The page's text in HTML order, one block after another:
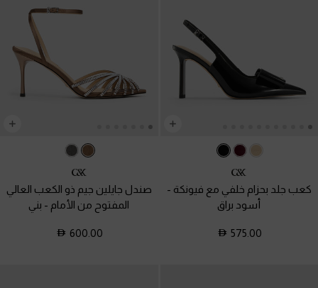
كعب جلد بحزام خلفي مع فيونكة -
أسود براق
575.00
صندل جايلين جيم ذو الكعب العالي
المفتوح من الأمام - بني
600.00